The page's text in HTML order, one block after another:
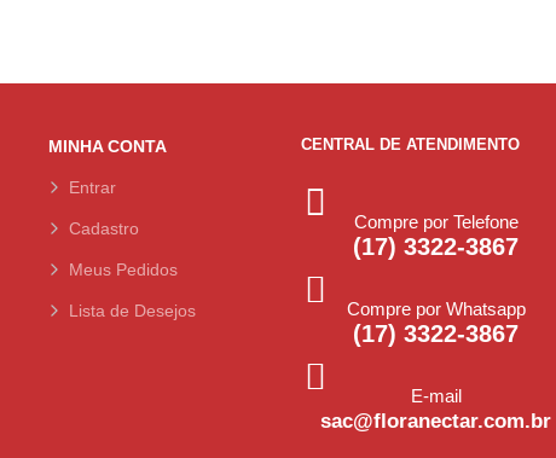
MINHA CONTA
Entrar
Cadastro
Meus Pedidos
Lista de Desejos
CENTRAL DE ATENDIMENTO
Compre por Telefone
(17) 3322-3867
Compre por Whatsapp
(17) 3322-3867
E-mail
sac@floranectar.com.br